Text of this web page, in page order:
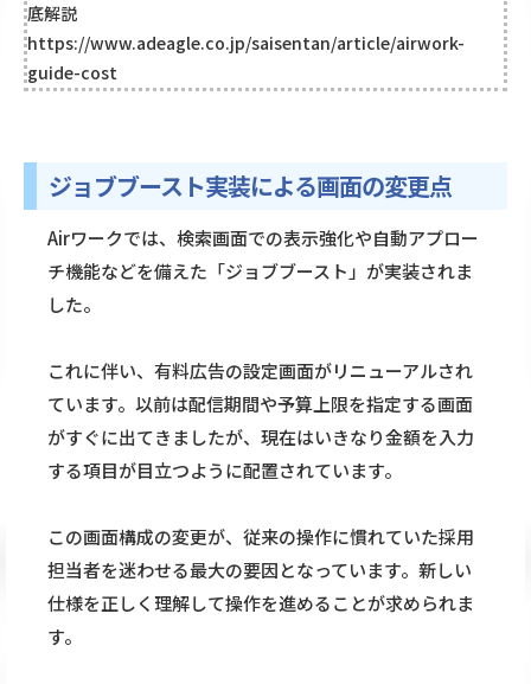
底解説
https://www.adeagle.co.jp/saisentan/article/airwork-
guide-cost
ジョブブースト実装による画面の変更点
Airワークでは、検索画面での表示強化や自動アプロー
チ機能などを備えた「ジョブブースト」が実装されま
した。
これに伴い、有料広告の設定画面がリニューアルされ
ています。以前は配信期間や予算上限を指定する画面
がすぐに出てきましたが、現在はいきなり金額を入力
する項目が目立つように配置されています。
この画面構成の変更が、従来の操作に慣れていた採用
担当者を迷わせる最大の要因となっています。新しい
仕様を正しく理解して操作を進めることが求められま
す。